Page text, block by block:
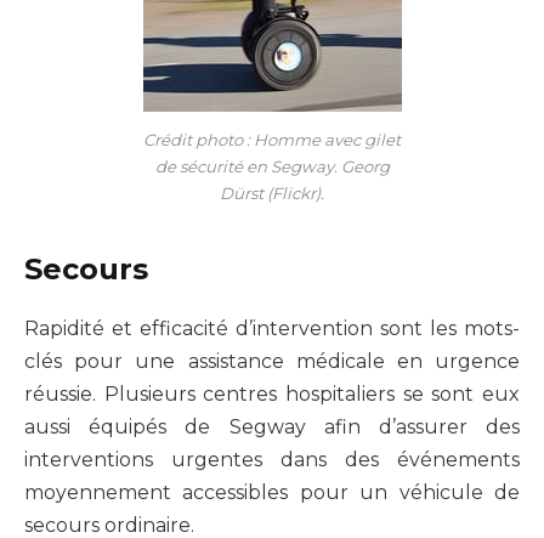
Crédit photo : Homme avec gilet
de sécurité en Segway. Georg
Dürst (Flickr).
Secours
Rapidité et efficacité d’intervention sont les mots-
clés pour une assistance médicale en urgence
réussie. Plusieurs centres hospitaliers se sont eux
aussi équipés de Segway afin d’assurer des
interventions urgentes dans des événements
moyennement accessibles pour un véhicule de
secours ordinaire.